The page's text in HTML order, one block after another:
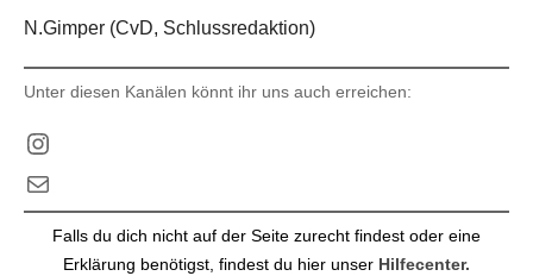
N.Gimper (CvD, Schlussredaktion)
Unter diesen Kanälen könnt ihr uns auch erreichen:
Instagram
E-Mail
Falls du dich nicht auf der Seite zurecht findest oder eine
Erklärung benötigst, findest du hier unser Hilfecenter.